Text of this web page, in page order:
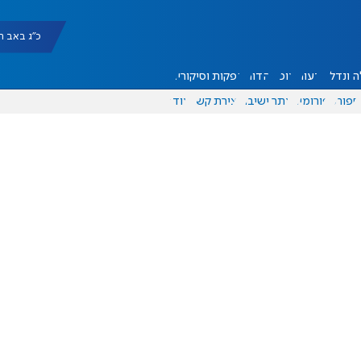
כ"ג באב תשפ"ו
ונדל"ן דעות אוכל יהדות הפקות וסיקורים
ספורט פורומים אתר ישיבה יצירת קשר עוד